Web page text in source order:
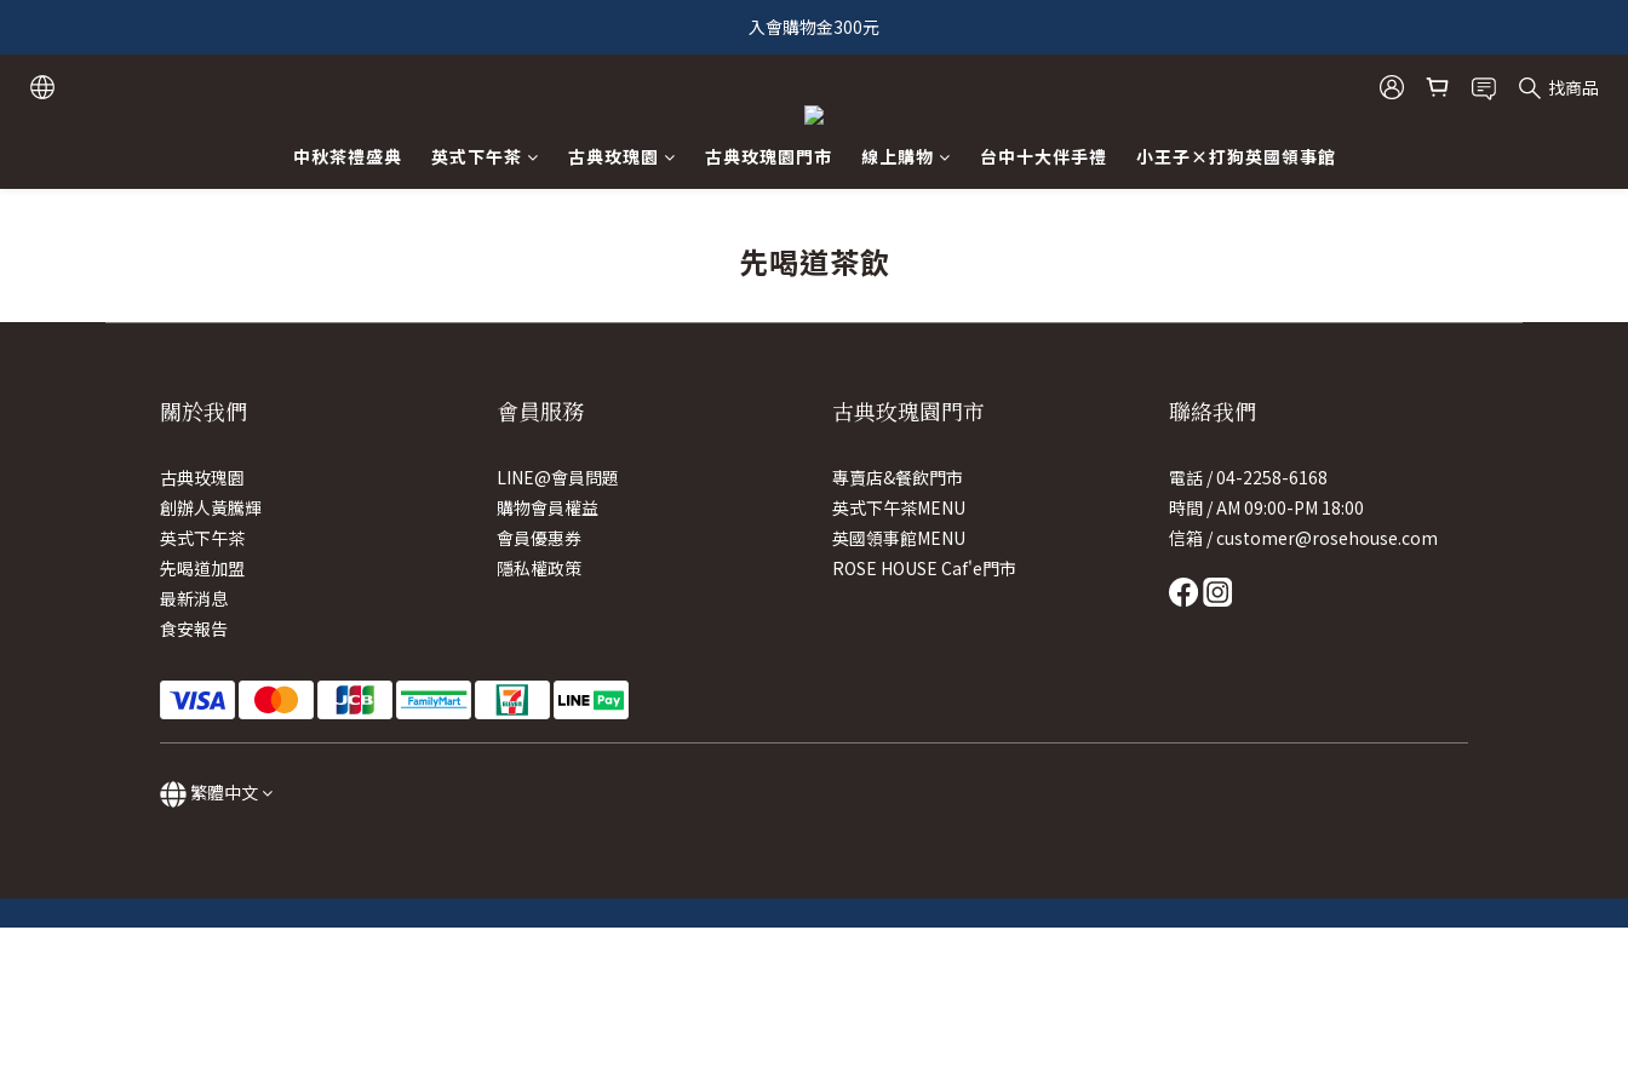
入會購物金300元
找商品
中秋茶禮盛典 英式下午茶 古典玫瑰園 古典玫瑰園門市 線上購物 台中十大伴手禮 小王子×打狗英國領事館
先喝道茶飲
關於我們
古典玫瑰園
創辦人黃騰輝
英式下午茶
先喝道加盟
最新消息
食安報告
會員服務
LINE@會員問題
購物會員權益
會員優惠券
隱私權政策
古典玫瑰園門市
專賣店&餐飲門市
英式下午茶MENU
英國領事館MENU
ROSE HOUSE Caf'e門市
聯絡我們
電話 / 04-2258-6168
時間 / AM 09:00-PM 18:00
信箱 / customer@rosehouse.com
繁體中文